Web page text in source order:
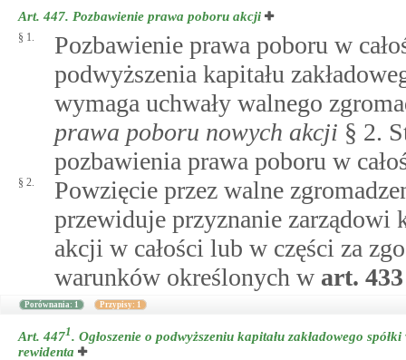
Art. 447. Pozbawienie prawa poboru akcji
§ 1.
Pozbawienie prawa poboru w
podwyższenia kapitału
wymaga uchwały walnego
prawa poboru nowych akcji § 2.
pozbawienia prawa poboru w
§ 2.
Powzięcie przez walne
przewiduje przyznanie zarządowi
akcji w całości lub w części za
warunków określonych w art. 433
Porównania: 1 Przypisy: 1
Art. 4471. Ogłoszenie o podwyższeniu kapitału zakładowego
rewidenta